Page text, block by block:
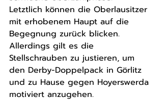
Letztlich können die Oberlausitzer
mit erhobenem Haupt auf die
Begegnung zurück blicken.
Allerdings gilt es die
Stellschrauben zu justieren, um
den Derby-Doppelpack in Görlitz
und zu Hause gegen Hoyerswerda
motiviert anzugehen.